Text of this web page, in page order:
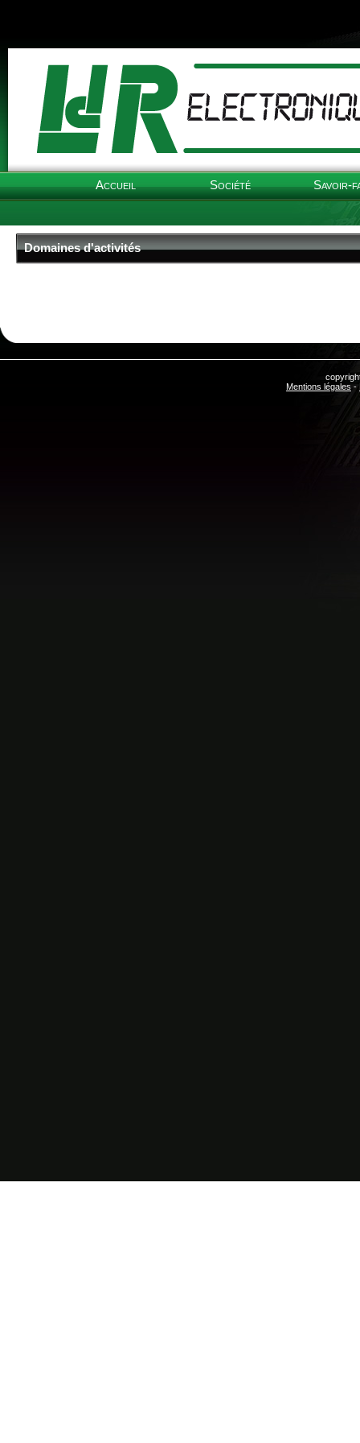
Accueil Société Savoir-
Domaines d'activités
Mentions légales -